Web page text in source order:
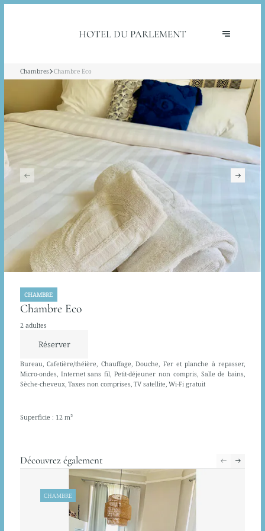
HOTEL DU PARLEMENT
Chambres Chambre Eco
CHAMBRE
Chambre Eco
2 adultes
Réserver
Bureau, Cafetière/théière, Chauffage, Douche, Fer et planche à repasser,
Micro-ondes, Internet sans fil, Petit-déjeuner non compris, Salle de bains,
Sèche-cheveux, Taxes non comprises, TV satellite, Wi-Fi gratuit
Superficie : 12 m²
Découvrez également
CHAMBRE